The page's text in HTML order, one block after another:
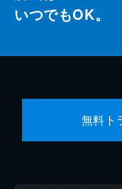
いつでもOK。
無料ト